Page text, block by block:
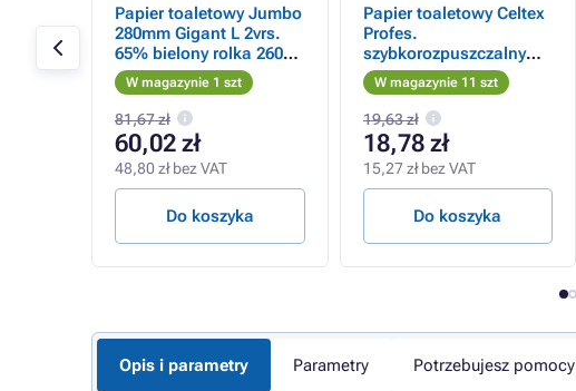
Papier toaletowy Jumbo
280mm Gigant L 2vrs.
65% bielony rolka 260m
6szt /sprzedaż po
opakowaniu
W magazynie 1 szt
81,67 zł
60,02 zł
48,80 zł bez VAT
Do koszyka
Papier toaletowy Celtex
Profes.
szybkorozpuszczalny
160 łez 2vrs. biały 10szt
/w sprzedaży tylko w
opakowaniach
W magazynie 11 szt
19,63 zł
18,78 zł
15,27 zł bez VAT
Do koszyka
Opis i parametry Parametry Potrzebujesz pomocy